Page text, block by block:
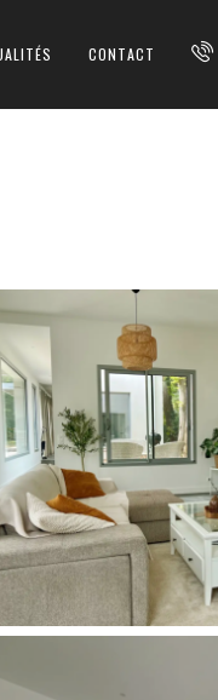
CONTACT